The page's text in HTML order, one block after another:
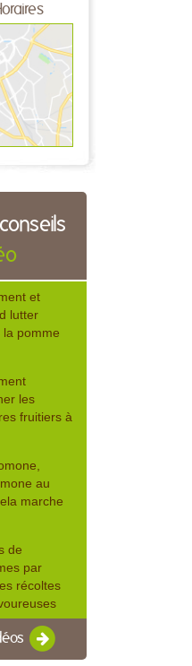
et
lutter
pomme
les
fruitiers à
au
marche
de
par
récoltes